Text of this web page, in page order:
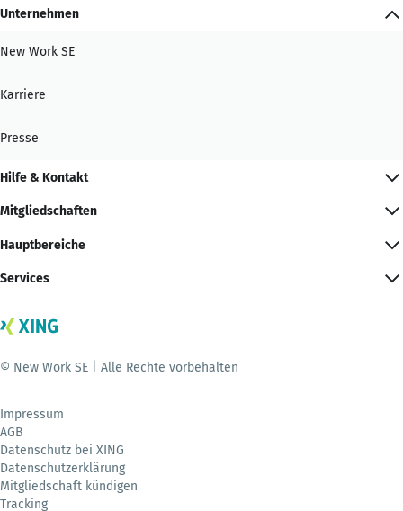
Unternehmen
New Work SE
Karriere
Presse
Hilfe & Kontakt
Mitgliedschaften
Hauptbereiche
Services
© New Work SE | Alle Rechte vorbehalten
Impressum
AGB
Datenschutz bei XING
Datenschutzerklärung
Mitgliedschaft kündigen
Tracking